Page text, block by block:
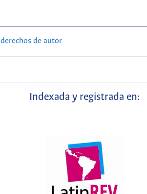
de autor
Indexada y registrada en: